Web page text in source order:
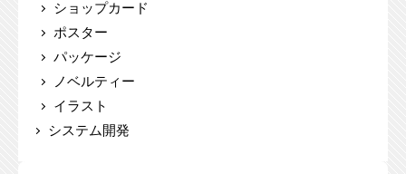
ショップカード
ポスター
パッケージ
ノベルティー
イラスト
システム開発